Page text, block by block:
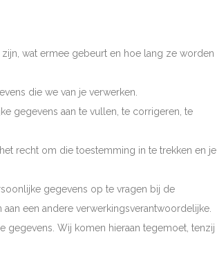
wat ermee gebeurt en hoe lang ze worden
die we van je verwerken.
gegevens aan te vullen, te corrigeren, te
recht om die toestemming in te trekken en je
gegevens op te vragen bij de
een andere verwerkingsverantwoordelijke.
gegevens. Wij komen hieraan tegemoet, tenzij